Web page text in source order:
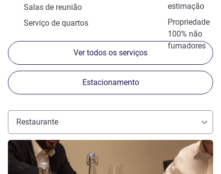
estimação
Salas de reunião
Propriedade
100% não
fumadores
Serviço de quartos
Ver todos os serviços
Estacionamento
Restaurante
Ver detalhes